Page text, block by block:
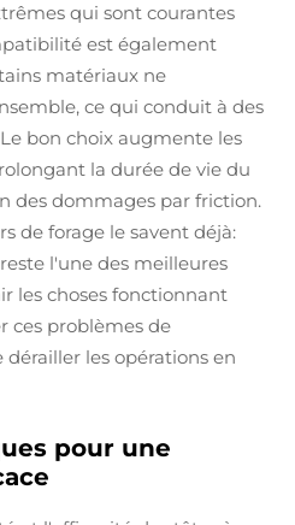
qui sont courantes
est également
matériaux ne
ce qui conduit à des
bon choix augmente les
la durée de vie du
des dommages par friction.
de forage le savent déjà:
l'une des meilleures
les choses fonctionnant
ces problèmes de
les opérations en
pour une